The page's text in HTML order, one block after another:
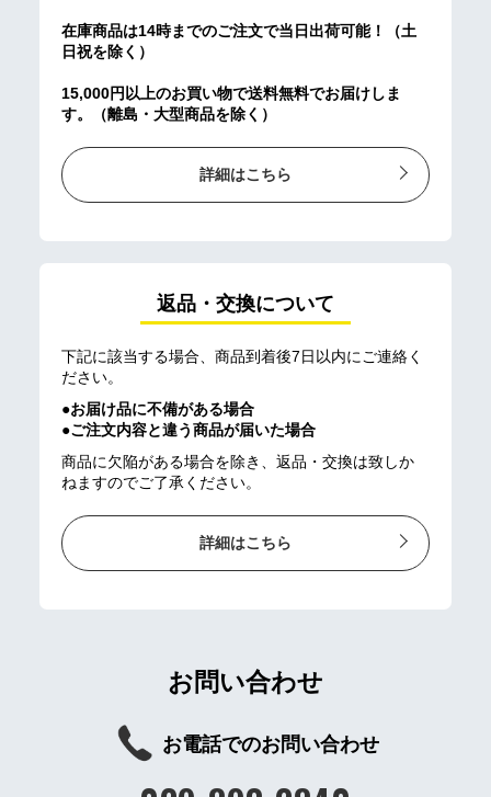
在庫商品は14時までのご注文で当日出荷可能！（土
日祝を除く）
15,000円以上のお買い物で送料無料でお届けしま
す。（離島・大型商品を除く）
詳細はこちら
返品・交換について
下記に該当する場合、商品到着後7日以内にご連絡く
ださい。
●お届け品に不備がある場合
●ご注文内容と違う商品が届いた場合
商品に欠陥がある場合を除き、返品・交換は致しか
ねますのでご了承ください。
詳細はこちら
お問い合わせ
お電話でのお問い合わせ